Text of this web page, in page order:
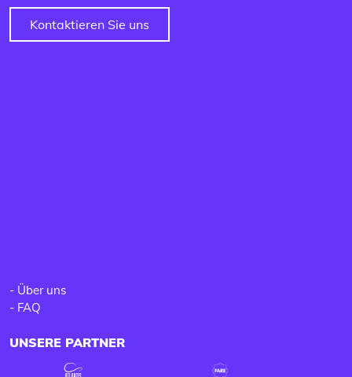
Kontaktieren Sie uns
- Über uns
- FAQ
UNSERE PARTNER